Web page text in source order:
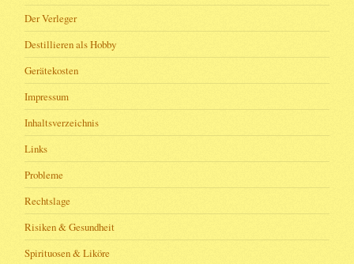
Der Verleger
Destillieren als Hobby
Gerätekosten
Impressum
Inhaltsverzeichnis
Links
Probleme
Rechtslage
Risiken & Gesundheit
Spirituosen & Liköre